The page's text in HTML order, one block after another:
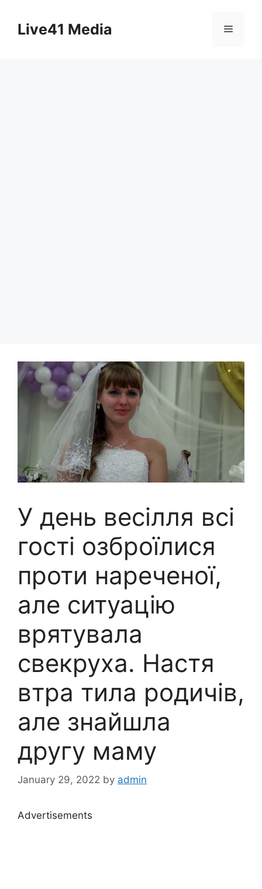
contentLive41 Media Menu
У день весілля всі
гості озброїлися
проти нареченої,
але ситуацію
врятувала
свекруха. Настя
втра тила родичів,
але знайшла
другу маму
January 29, 2022 by admin
Advertisements